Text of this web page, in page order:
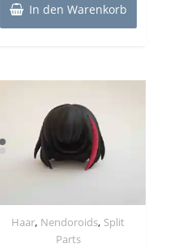
In den Warenkorb
Haar, Nendoroids, Split
Parts